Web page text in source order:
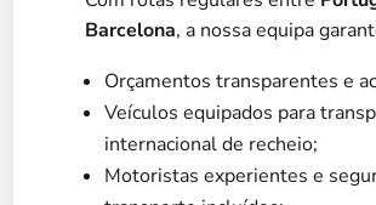
Barcelona, a nossa equipa
Orçamentos transparentes e
Veículos equipados para
internacional de recheio;
Motoristas experientes e